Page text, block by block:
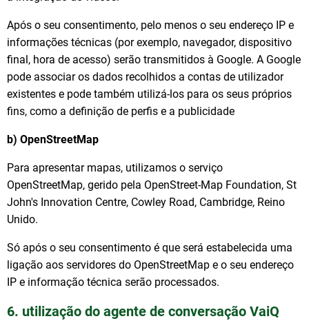
Após o seu consentimento, pelo menos o seu endereço IP e
informações técnicas (por exemplo, navegador, dispositivo
final, hora de acesso) serão transmitidos à Google. A Google
pode associar os dados recolhidos a contas de utilizador
existentes e pode também utilizá-los para os seus próprios
fins, como a definição de perfis e a publicidade
b) OpenStreetMap
Para apresentar mapas, utilizamos o serviço
OpenStreetMap, gerido pela OpenStreet-Map Foundation, St
John's Innovation Centre, Cowley Road, Cambridge, Reino
Unido.
Só após o seu consentimento é que será estabelecida uma
ligação aos servidores do OpenStreetMap e o seu endereço
IP e informação técnica serão processados.
6. utilização do agente de conversação VaiQ